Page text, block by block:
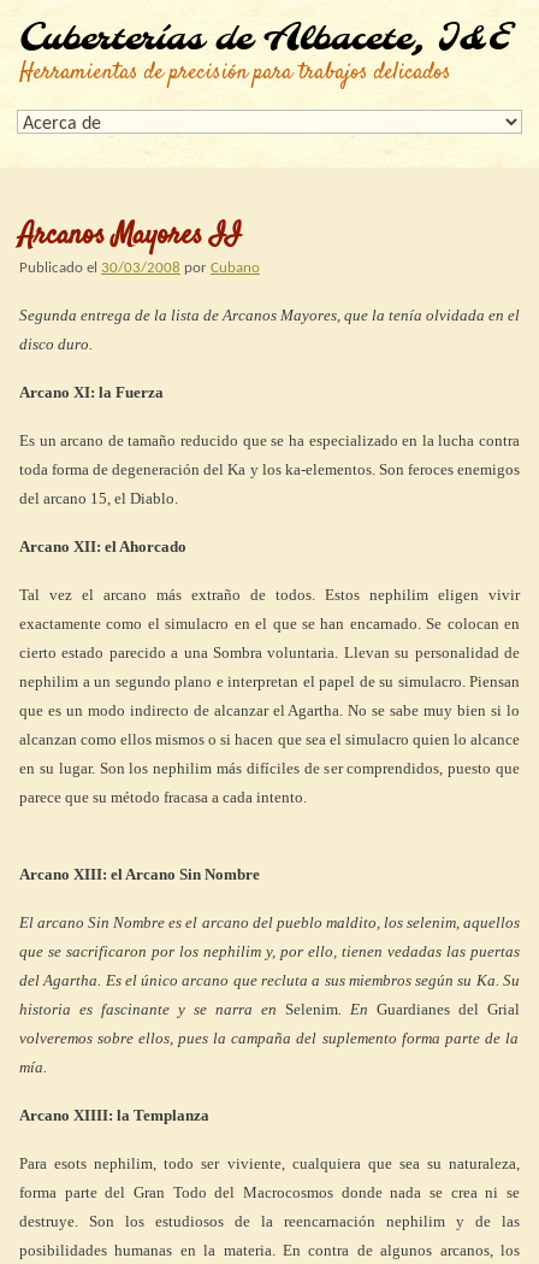
Cuberterías de Albacete, I&E
Herramientas de precisión para trabajos delicados
Arcanos Mayores II
Publicado el 30/03/2008 por Cubano
Segunda entrega de la lista de Arcanos Mayores, que la tenía olvidada en el
disco duro.
Arcano XI: la Fuerza
Es un arcano de tamaño reducido que se ha especializado en la lucha contra
toda forma de degeneración del Ka y los ka-elementos. Son feroces enemigos
del arcano 15, el Diablo.
Arcano XII: el Ahorcado
Tal vez el arcano más extraño de todos. Estos nephilim eligen vivir
exactamente como el simulacro en el que se han encarnado. Se colocan en
cierto estado parecido a una Sombra voluntaria. Llevan su personalidad de
nephilim a un segundo plano e interpretan el papel de su simulacro. Piensan
que es un modo indirecto de alcanzar el Agartha. No se sabe muy bien si lo
alcanzan como ellos mismos o si hacen que sea el simulacro quien lo alcance
en su lugar. Son los nephilim más difíciles de ser comprendidos, puesto que
parece que su método fracasa a cada intento.
Arcano XIII: el Arcano Sin Nombre
El arcano Sin Nombre es el arcano del pueblo maldito, los selenim, aquellos
que se sacrificaron por los nephilim y, por ello, tienen vedadas las puertas
del Agartha. Es el único arcano que recluta a sus miembros según su Ka. Su
historia es fascinante y se narra en Selenim. En Guardianes del Grial
volveremos sobre ellos, pues la campaña del suplemento forma parte de la
mía.
Arcano XIIII: la Templanza
Para esots nephilim, todo ser viviente, cualquiera que sea su naturaleza,
forma parte del Gran Todo del Macrocosmos donde nada se crea ni se
destruye. Son los estudiosos de la reencarnación nephilim y de las
posibilidades humanas en la materia. En contra de algunos arcanos, los